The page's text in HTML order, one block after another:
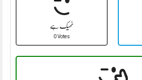
ٹھیک ہے
0 Votes